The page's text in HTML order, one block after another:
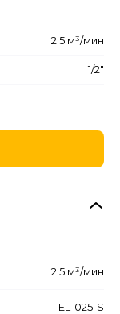
2.5 м³/мин
1/2"
2.5 м³/мин
EL-025-S